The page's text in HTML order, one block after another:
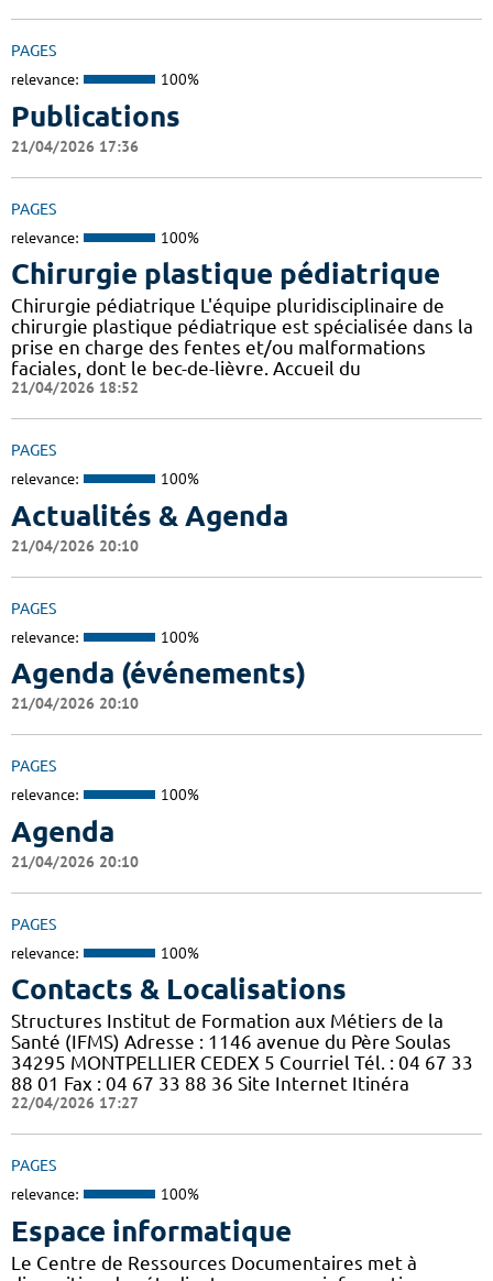
PAGES
relevance: 100%
Publications
21/04/2026 17:36
PAGES
relevance: 100%
Chirurgie plastique pédiatrique
Chirurgie pédiatrique L'équipe pluridisciplinaire de
chirurgie plastique pédiatrique est spécialisée dans la
prise en charge des fentes et/ou malformations
faciales, dont le bec-de-lièvre. Accueil du
21/04/2026 18:52
PAGES
relevance: 100%
Actualités & Agenda
21/04/2026 20:10
PAGES
relevance: 100%
Agenda (événements)
21/04/2026 20:10
PAGES
relevance: 100%
Agenda
21/04/2026 20:10
PAGES
relevance: 100%
Contacts & Localisations
Structures Institut de Formation aux Métiers de la
Santé (IFMS) Adresse : 1146 avenue du Père Soulas
34295 MONTPELLIER CEDEX 5 Courriel Tél. : 04 67 33
88 01 Fax : 04 67 33 88 36 Site Internet Itinéra
22/04/2026 17:27
PAGES
relevance: 100%
Espace informatique
Le Centre de Ressources Documentaires met à